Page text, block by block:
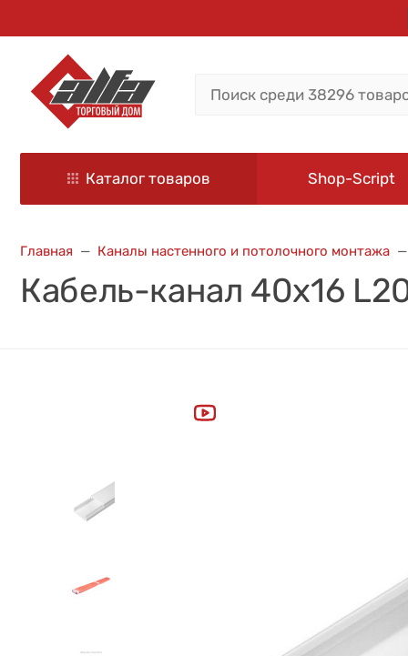
Каталог товаров Shop-Script
Главная Каналы настенного и потолочного монтажа
Кабель-канал 40х16